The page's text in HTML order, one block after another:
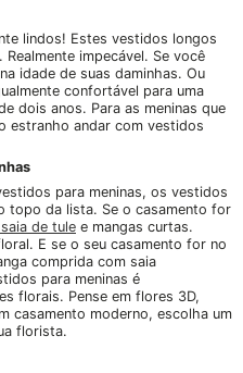
lindos! Estes vestidos longos
impecável. Se você
idade de suas daminhas. Ou
confortável para uma
dois anos. Para as meninas que
estranho andar com vestidos
para meninas, os vestidos
topo da lista. Se o casamento for
de tule e mangas curtas.
E se o seu casamento for no
comprida com saia
para meninas é
florais. Pense em flores 3D,
casamento moderno, escolha um
florista.